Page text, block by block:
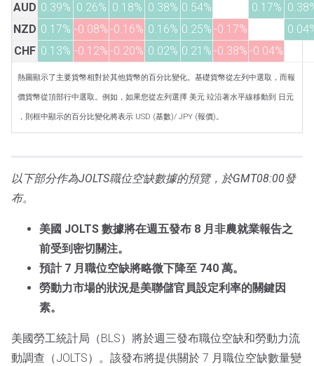
AUD 0.39% 0.26% 0.18% 0.38% 0.54% 0.17%
NZD 0.17% -0.08% -0.16% 0.16% 0.25% -0.17%
CHF 0.13% -0.12% -0.20% 0.02% 0.21% -0.38% -0.04%
熱圖顯示了主要貨幣相對於其他貨幣的百分比變化。基礎貨幣從左列中選取，而報
價貨幣從頂部行中選取。例如，如果您從左列選擇 美元 竝沿著水平線移動到 日元
，則框中顯示的百分比變化將表示 USD (基數)/ JPY (報價)。
以下部分作為JOLTS職位空缺數據的預覽，於GMT08:00發
布。
美國 JOLTS 數據將在週五發布 8 月非農就業報告之
前受到密切關注。
預計 7 月職位空缺將略微下降至 740 萬。
勞動力市場的狀況是美聯儲官員設定利率的關鍵因
素。
美國勞工統計局（BLS）將於週三發布職位空缺和勞動力流
動調查（JOLTS）。該發布將提供關於 7 月職位空缺數量變